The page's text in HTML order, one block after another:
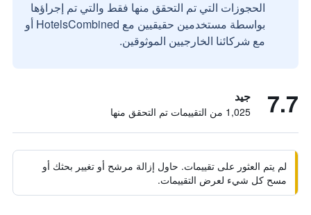
الحجوزات التي تم التحقق منها فقط والتي تم إجراؤها
بواسطة مستخدمين حقيقيين مع HotelsCombined أو
مع شركائنا الخارجيين الموثوقين.
7.7 جيد
1,025 من التقييمات تم التحقق منها
لم يتم العثور على تقييمات. حاول إزالة مرشح أو تغيير بحثك أو
مسح كل شيء لعرض التقييمات.